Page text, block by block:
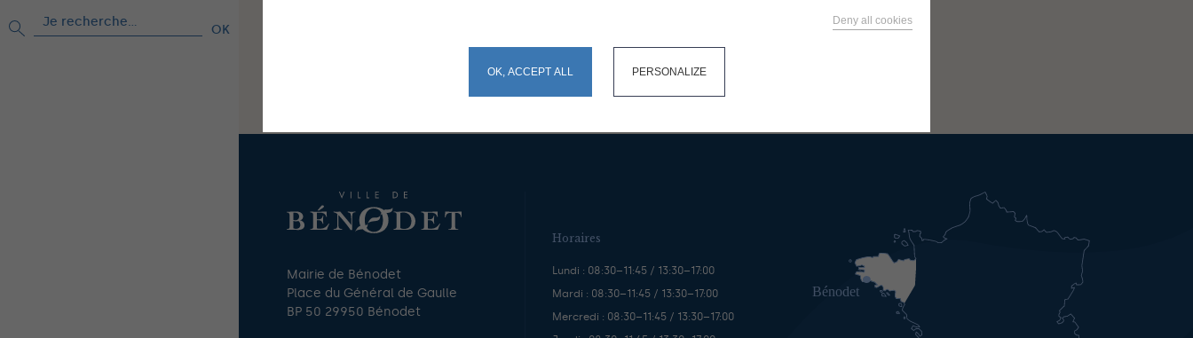
Rechercher :
Mairie de Bénodet
Place du Général de Gaulle
BP 50 29950 Bénodet
Horaires
Lundi : 08:30–11:45 / 13:30–17:00
Mardi : 08:30–11:45 / 13:30–17:00
Mercredi : 08:30–11:45 / 13:30–17:00
OK, ACCEPT ALL
Deny all cookies
PERSONALIZE